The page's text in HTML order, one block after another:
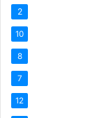
2
10
8
7
12